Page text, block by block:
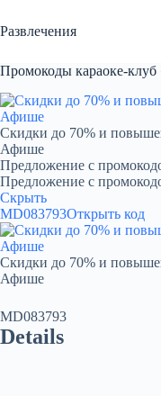
к
сути
Развлечения
Промокоды караоке-клуб
Скидки до 70% и
Афише
Предложение с
Предложение с
Скрыть
MD083793Открыть код
Скидки до 70% и
Афише
MD083793
Details